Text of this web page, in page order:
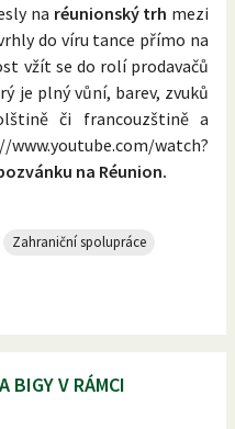
na réunionský trh mezi
do víru tance přímo na
vžít se do rolí prodavačů
je plný vůní, barev, zvuků
či francouzštině a
watch?
na Réunion.
Zahraniční spolupráce
BIGY V RÁMCI